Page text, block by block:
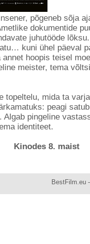
põgeneb sõja
dokumentide
juhutööde
kuni ühel päeval
hoopis teisel
meister, tema
topeltelu, mida ta
peagi
Algab pingeline
identiteet.
Kinodes 8. maist
BestFilm.eu